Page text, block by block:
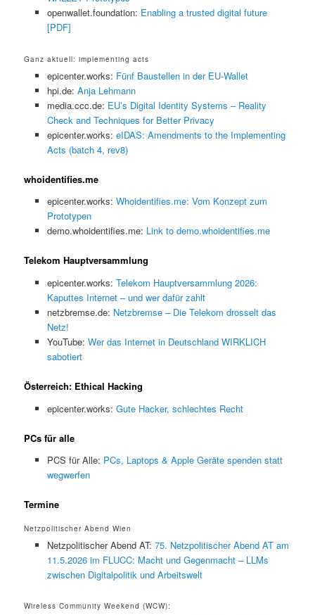
openwallet.foundation: Enabling a trusted digital future
[PDF]
Ganz aktuell: implementing acts
epicenter.works: Fünf Baustellen in der EU-Wallet
hpi.de: Anja Lehmann
media.ccc.de: EU’s Digital Identity Systems – Reality
Check and Techniques for Better Privacy
epicenter.works: eIDAS: Amendments to the Implementing
Acts (batch 4, rev8)
whoidentifies.me
epicenter.works: Whoidentifies.me: Vom Konzept zum
Prototypen
demo.whoidentifies.me: Link to demo.whoidentifies.me
Telekom Hauptversammlung
epicenter.works: Telekom Hauptversammlung 2026:
Kaputtes Internet – und wer dafür zahlt
netzbremse.de: Netzbremse – Die Telekom drosselt das
Netz!
YouTube: Wer das Internet in Deutschland WIRKLICH
sabotiert
Österreich: Ethical Hacking
epicenter.works: Gute Hacker, schlechtes Recht
PCs für alle
PCS für Alle: PCs, Laptops & Apple Geräte spenden statt
wegwerfen
Termine
Netzpolitischer Abend Wien
Netzpolitischer Abend AT: 75. Netzpolitischer Abend AT am
11.5.2026 im FLUCC: Macht und Gegenmacht – LLMs
zwischen Digitalpolitik und Arbeitswelt
Wireless Community Weekend (WCW):